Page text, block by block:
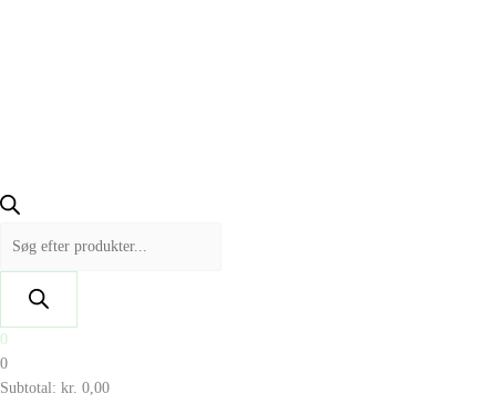
0
0
Subtotal: kr. 0,00